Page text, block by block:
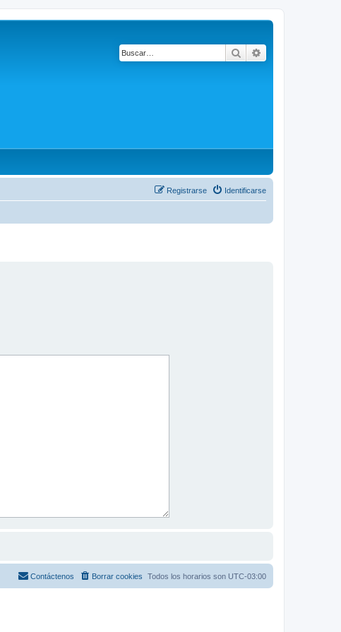
Buscar
Identificarse
Registrarse
Todos los horarios son UTC-03:00
Borrar cookies
Contáctenos